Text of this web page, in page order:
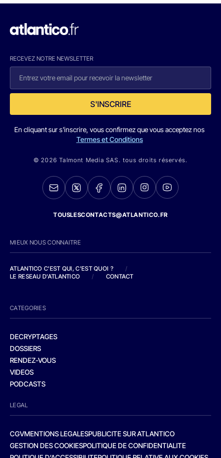
RECEVEZ NOTRE NEWSLETTER
S'INSCRIRE
En cliquant sur s'inscrire, vous confirmez que vous acceptez nos
Termes et Conditions
© 2026 Talmont Media SAS. tous droits réservés.
TOUSLESCONTACTS@ATLANTICO.FR
MIEUX NOUS CONNAITRE
ATLANTICO C'EST QUI, C'EST QUOI ?
/
LE RESEAU D'ATLANTICO
/ CONTACT
CATEGORIES
DECRYPTAGES
DOSSIERS
RENDEZ-VOUS
VIDEOS
PODCASTS
LEGAL
CGVMENTIONS LEGALESPUBLICITE SUR ATLANTICO
GESTION DES COOKIESPOLITIQUE DE CONFIDENTIALITE